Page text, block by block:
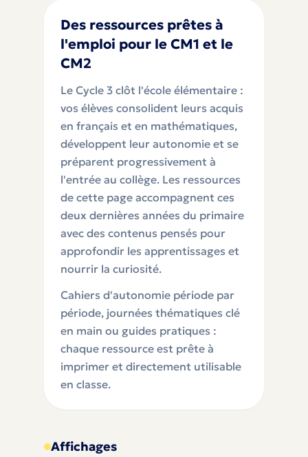
Des ressources prêtes à
l'emploi pour le CM1 et le
CM2
Le Cycle 3 clôt l'école élémentaire :
vos élèves consolident leurs acquis
en français et en mathématiques,
développent leur autonomie et se
préparent progressivement à
l'entrée au collège. Les ressources
de cette page accompagnent ces
deux dernières années du primaire
avec des contenus pensés pour
approfondir les apprentissages et
nourrir la curiosité.
Cahiers d'autonomie période par
période, journées thématiques clé
en main ou guides pratiques :
chaque ressource est prête à
imprimer et directement utilisable
en classe.
Affichages